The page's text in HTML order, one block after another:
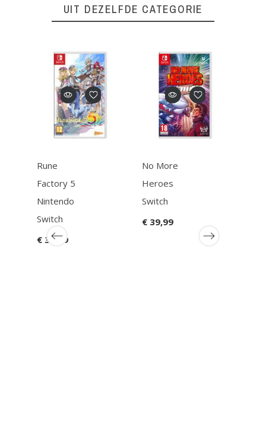
ReferentieswitchG769
PEGI Leeftijd 3+
Genre
UIT DEZELFDE CATEGORIE
Rune
Factory 5
Nintendo
Switch
€ 34,99
No More
Heroes
Switch
€ 39,99